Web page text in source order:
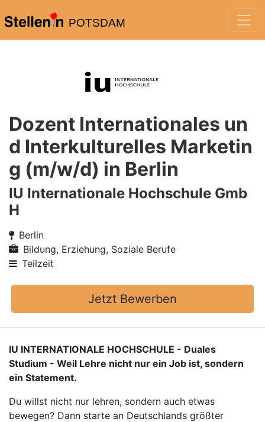
POTSDAM
Dozent Internationales un
d Interkulturelles Marketin
g (m/w/d) in Berlin
IU Internationale Hochschule Gmb
H
Berlin
Bildung, Erziehung, Soziale Berufe
Teilzeit
Jetzt Bewerben
IU INTERNATIONALE HOCHSCHULE - Duales
Studium - Weil Lehre nicht nur ein Job ist, sondern
ein Statement.
Du willst nicht nur lehren, sondern auch etwas
bewegen? Dann starte an Deutschlands größter